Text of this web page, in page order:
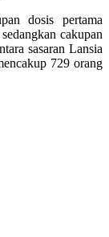
dosis pertama
cakupan
sasaran Lansia
729 orang